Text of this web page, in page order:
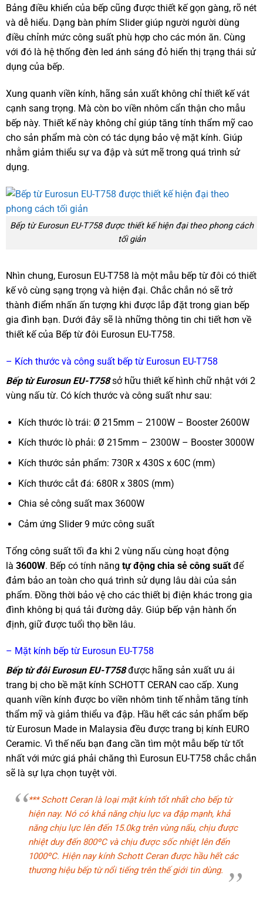
Bảng điều khiển của bếp cũng được thiết kế gọn gàng, rõ nét
và dễ hiểu. Dạng bàn phím Slider giúp người người dùng
điều chỉnh mức công suất phù hợp cho các món ăn. Cùng
với đó là hệ thống đèn led ánh sáng đỏ hiển thị trạng thái sử
dụng của bếp.
Xung quanh viền kính, hãng sản xuất không chỉ thiết kế vát
cạnh sang trọng. Mà còn bo viền nhôm cẩn thận cho mẫu
bếp này. Thiết kế này không chỉ giúp tăng tính thẩm mỹ cao
cho sản phẩm mà còn có tác dụng bảo vệ mặt kính. Giúp
nhằm giảm thiểu sự va đập và sứt mẽ trong quá trình sử
dụng.
Bếp từ Eurosun EU-T758 được thiết kế hiện đại theo phong cách
tối giản
Nhìn chung, Eurosun EU-T758 là một mẫu bếp từ đôi có thiết
kế vô cùng sạng trọng và hiện đại. Chắc chắn nó sẽ trở
thành điểm nhấn ấn tượng khi được lắp đặt trong gian bếp
gia đình bạn. Dưới đây sẽ là những thông tin chi tiết hơn về
thiết kế của Bếp từ đôi Eurosun EU-T758.
– Kích thước và công suất bếp từ Eurosun EU-T758
Bếp từ Eurosun EU-T758sở hữu thiết kế hình chữ nhật với 2
vùng nấu từ. Có kích thước và công suất như sau:
Kích thước lò trái: Ø 215mm – 2100W – Booster 2600W
Kích thước lò phải: Ø 215mm – 2300W – Booster 3000W
Kích thước sản phẩm: 730R x 430S x 60C (mm)
Kích thước cắt đá: 680R x 380S (mm)
Chia sẻ công suất max 3600W
Cảm ứng Slider 9 mức công suất
Tổng công suất tối đa khi 2 vùng nấu cùng hoạt động
là 3600W. Bếp có tính năng tự động chia sẻ công suất để
đảm bảo an toàn cho quá trình sử dụng lâu dài của sản
phẩm. Đồng thời bảo vệ cho các thiết bị điện khác trong gia
đình không bị quá tải đường dây. Giúp bếp vận hành ổn
định, giữ được tuổi thọ bền lâu.
– Mặt kính bếp từ Eurosun EU-T758
Bếp từ đôi Eurosun EU-T758được hãng sản xuất ưu ái
trang bị cho bề mặt kính SCHOTT CERAN cao cấp. Xung
quanh viền kính được bo viền nhôm tinh tế nhằm tăng tính
thẩm mỹ và giảm thiểu va đập. Hầu hết các sản phẩm bếp
từ Eurosun Made in Malaysia đều được trang bị kính EURO
Ceramic. Vì thế nếu bạn đang cần tìm một mẫu bếp từ tốt
nhất với mức giá phải chăng thì Eurosun EU-T758 chắc chắn
sẽ là sự lựa chọn tuyệt vời.
*** Schott Ceran là loại mặt kính tốt nhất cho bếp từ
hiện nay. Nó có khả năng chịu lực va đập mạnh, khả
năng chịu lực lên đến 15.0kg trên vùng nấu, chịu được
nhiệt duy đến 800ºC và chịu được sốc nhiệt lên đến
1000ºC. Hiện nay kính Schott Ceran được hầu hết các
thương hiệu bếp từ nổi tiếng trên thế giới tin dùng.